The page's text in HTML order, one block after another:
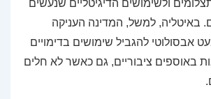
ולשימושים הדיגיטליים שנעשים
באיטליה, למשל, המדינה העניקה
אבסולוטי להגביל שימושים בדימויים
באוספים ציבוריים, גם כאשר לא חלים